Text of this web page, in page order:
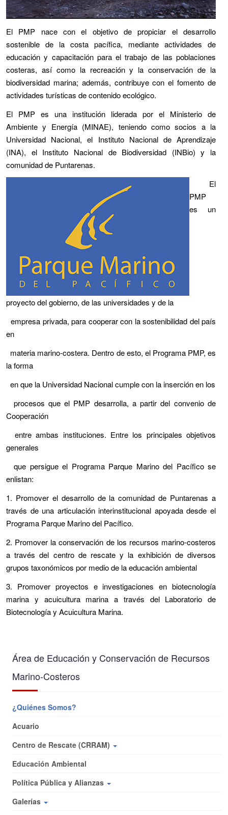
El PMP nace con el objetivo de propiciar el desarrollo
sostenible de la costa pacífica, mediante actividades de
educación y capacitación para el trabajo de las poblaciones
costeras, así como la recreación y la conservación de la
biodiversidad marina; además, contribuye con el fomento de
actividades turísticas de contenido ecológico.
El PMP es una institución liderada por el Ministerio de
Ambiente y Energía (MINAE), teniendo como socios a la
Universidad Nacional, el Instituto Nacional de Aprendizaje
(INA), el Instituto Nacional de Biodiversidad (INBio) y la
comunidad de Puntarenas.
El
PMP
es un
proyecto del gobierno, de las universidades y de la
empresa privada, para cooperar con la sostenibilidad del país
en
materia marino-costera. Dentro de esto, el Programa PMP, es
la forma
en que la Universidad Nacional cumple con la inserción en los
procesos que el PMP desarrolla, a partir del convenio de
Cooperación
entre ambas instituciones. Entre los principales objetivos
generales
que persigue el Programa Parque Marino del Pacífico se
enlistan:
1. Promover el desarrollo de la comunidad de Puntarenas a
través de una articulación interinstitucional apoyada desde el
Programa Parque Marino del Pacífico.
2. Promover la conservación de los recursos marino-costeros
a través del centro de rescate y la exhibición de diversos
grupos taxonómicos por medio de la educación ambiental
3. Promover proyectos e investigaciones en biotecnología
marina y acuicultura marina a través del Laboratorio de
Biotecnología y Acuicultura Marina.
Área de Educación y Conservación de Recursos
Marino-Costeros
¿Quiénes Somos?
Acuario
Centro de Rescate (CRRAM)
Educación Ambiental
Política Pública y Alianzas
Galerías